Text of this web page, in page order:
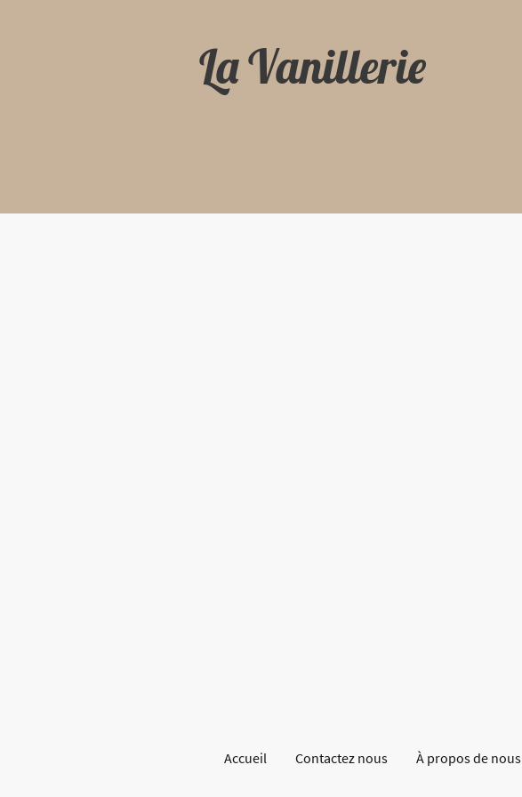
La Vanillerie
Accueil Contactez nous À propos de nous